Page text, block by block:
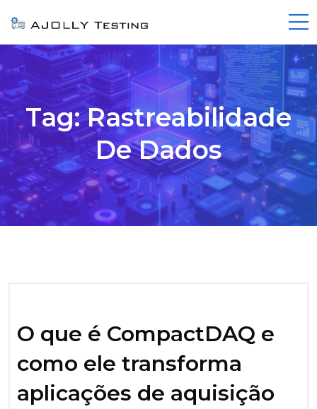
Tag:Rastreabilidade
De Dados
O que é CompactDAQ e
como ele transforma
aplicações de aquisição